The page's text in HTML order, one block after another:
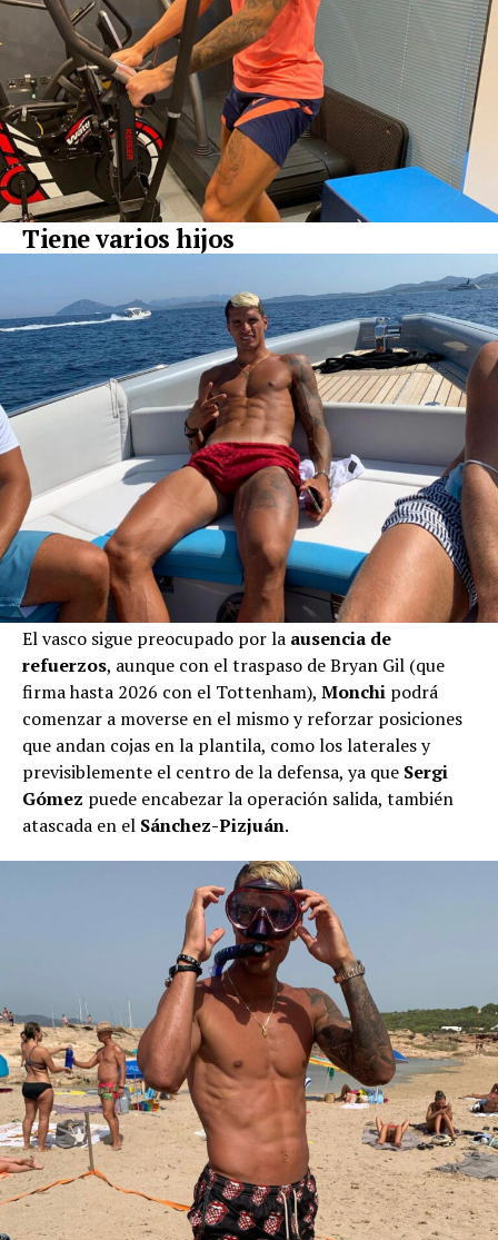
Tiene varios hijos
El vasco sigue preocupado por la ausencia de
refuerzos, aunque con el traspaso de Bryan Gil (que
firma hasta 2026 con el Tottenham), Monchi podrá
comenzar a moverse en el mismo y reforzar posiciones
que andan cojas en la plantila, como los laterales y
previsiblemente el centro de la defensa, ya que Sergi
Gómez puede encabezar la operación salida, también
atascada en el Sánchez-Pizjuán.